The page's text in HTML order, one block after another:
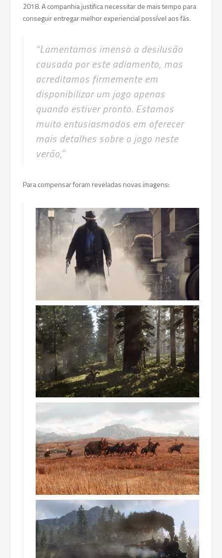
2018. A companhia justifica necessitar de mais tempo para
conseguir entregar melhor experiencial possível aos fãs.
“Lamentamos imenso a desilusão
causada por este adiamento, mas
acreditamos firmemente em
disponibilizar um jogo apenas
quando estiver pronto. Estamos
muito entusiasmados em oferecer
mais detalhes sobre o jogo neste
verão,”
Para compensar foram reveladas novas imagens: